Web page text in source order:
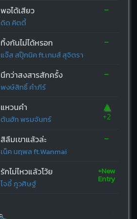
พอได้เสียว
ดิด คิตตี้
-
ทิ้งกันไม่ได้หรอก
แจ๊ส สปุ๊กนิค ft.เกมส์ สุจิตรา
-
นึกว่าสงสารสักครั้ง
พงษ์สิทธิ์ คำภีร์
-
แหวนคำ
ต้นฮัก พรมจันทร์
▲
+2
สิลืมเขาแล้วล่ะ
เน็ค นฤพล ft.Wanmai
-
รักไม่ไหวแล้วโว้ย
โจอี้ ภูวศิษฐ์
+New
Entry